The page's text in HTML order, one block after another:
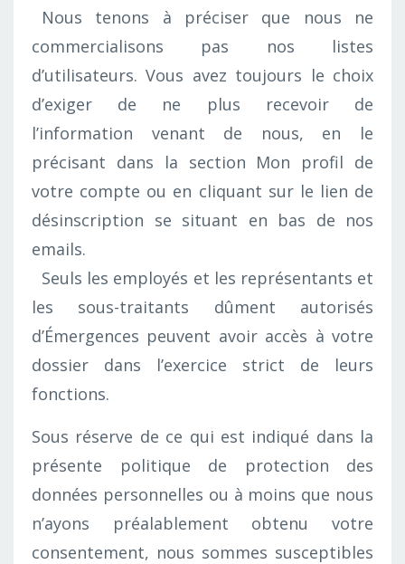
Nous tenons à préciser que nous ne
commercialisons pas nos listes
d’utilisateurs. Vous avez toujours le choix
d’exiger de ne plus recevoir de
l’information venant de nous, en le
précisant dans la section Mon profil de
votre compte ou en cliquant sur le lien de
désinscription se situant en bas de nos
emails.
Seuls les employés et les représentants et
les sous-traitants dûment autorisés
d’Émergences peuvent avoir accès à votre
dossier dans l’exercice strict de leurs
fonctions.
Sous réserve de ce qui est indiqué dans la
présente politique de protection des
données personnelles ou à moins que nous
n’ayons préalablement obtenu votre
consentement, nous sommes susceptibles